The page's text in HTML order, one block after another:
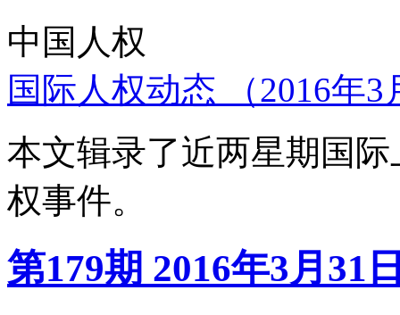
中国人权
国际人权动态 （2016年
本文辑录了近两星期国
权事件。
第179期 2016年3月31